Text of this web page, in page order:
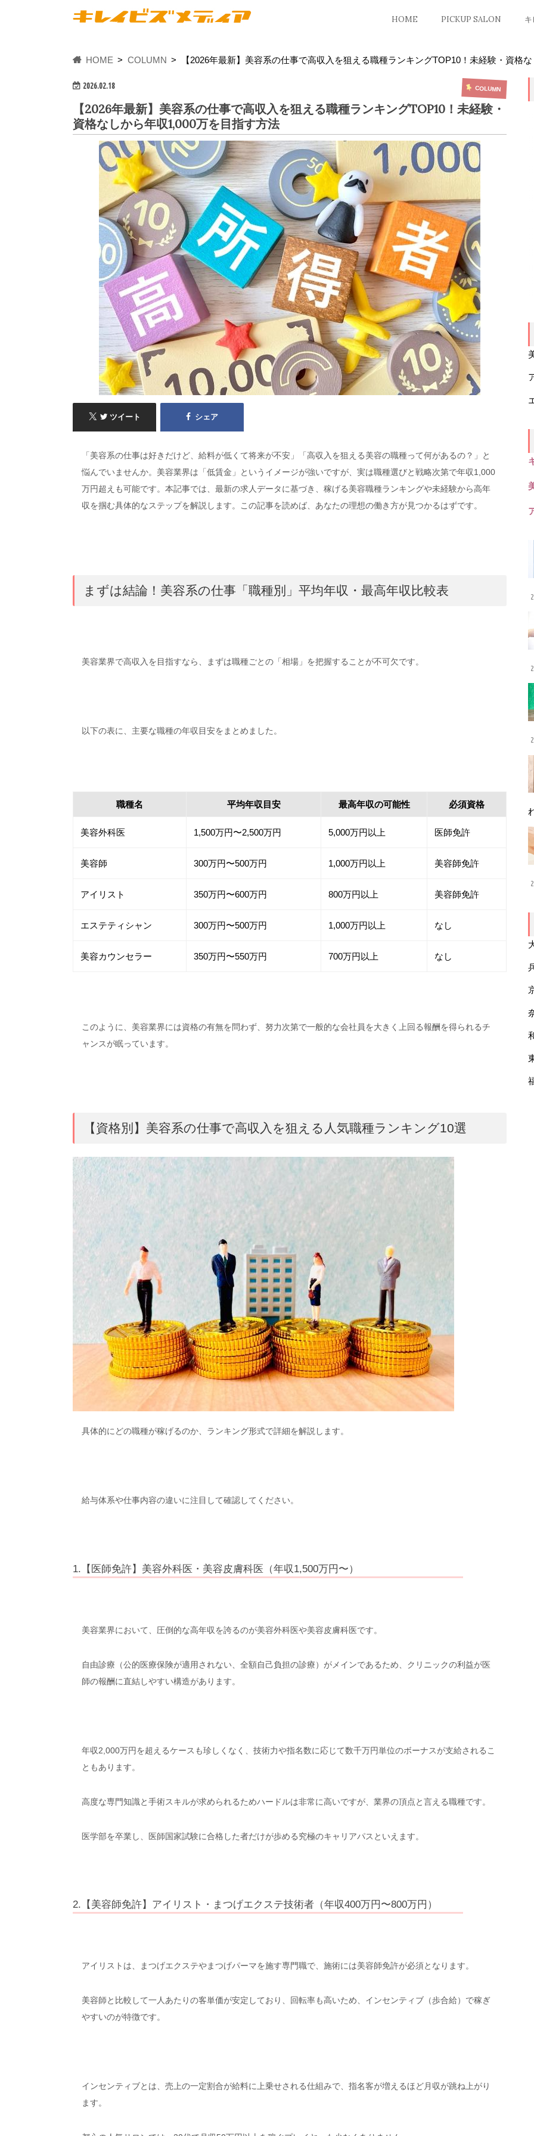
HOME PICKUP SALON
HOME COLUMN 【2026年最新】美容系の仕事で高収入を狙える職種ランキングTOP10！未経験・資格
2026.02.18 COLUMN
【2026年最新】美容系の仕事で高収入を狙える職種ランキングTOP10！未経験・
資格なしから年収1,000万を目指す方法
ツイート シェア
「美容系の仕事は好きだけど、給料が低くて将来が不安」「高収入を狙える美容の職種って何があるの？」と
悩んでいませんか。美容業界は「低賃金」というイメージが強いですが、実は職種選びと戦略次第で年収1,000
万円超えも可能です。本記事では、最新の求人データに基づき、稼げる美容職種ランキングや未経験から高年
収を掴む具体的なステップを解説します。この記事を読めば、あなたの理想の働き方が見つかるはずです。
まずは結論！美容系の仕事「職種別」平均年収・最高年収比較表
美容業界で高収入を目指すなら、まずは職種ごとの「相場」を把握することが不可欠です。
以下の表に、主要な職種の年収目安をまとめました。
職種名 平均年収目安 最高年収の可能性 必須資格
美容外科医 1,500万円〜2,500万円 5,000万円以上 医師免許
美容師 300万円〜500万円 1,000万円以上 美容師免許
アイリスト 350万円〜600万円 800万円以上 美容師免許
エステティシャン 300万円〜500万円 1,000万円以上 なし
美容カウンセラー 350万円〜550万円 700万円以上 なし
このように、美容業界には資格の有無を問わず、努力次第で一般的な会社員を大きく上回る報酬を得られるチ
ャンスが眠っています。
【資格別】美容系の仕事で高収入を狙える人気職種ランキング10選
具体的にどの職種が稼げるのか、ランキング形式で詳細を解説します。
給与体系や仕事内容の違いに注目して確認してください。
1.【医師免許】美容外科医・美容皮膚科医（年収1,500万円〜）
美容業界において、圧倒的な高年収を誇るのが美容外科医や美容皮膚科医です。
自由診療（公的医療保険が適用されない、全額自己負担の診療）がメインであるため、クリニックの利益が医
師の報酬に直結しやすい構造があります。
年収2,000万円を超えるケースも珍しくなく、技術力や指名数に応じて数千万円単位のボーナスが支給されるこ
ともあります。
高度な専門知識と手術スキルが求められるためハードルは非常に高いですが、業界の頂点と言える職種です。
医学部を卒業し、医師国家試験に合格した者だけが歩める究極のキャリアパスといえます。
2.【美容師免許】アイリスト・まつげエクステ技術者（年収400万円〜800万円）
アイリストは、まつげエクステやまつげパーマを施す専門職で、施術には美容師免許が必須となります。
美容師と比較して一人あたりの客単価が安定しており、回転率も高いため、インセンティブ（歩合給）で稼ぎ
やすいのが特徴です。
インセンティブとは、売上の一定割合が給料に上乗せされる仕組みで、指名客が増えるほど月収が跳ね上がり
ます。